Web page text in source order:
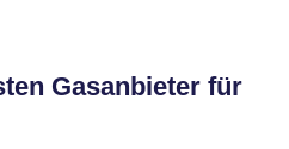
Gasanbieter für